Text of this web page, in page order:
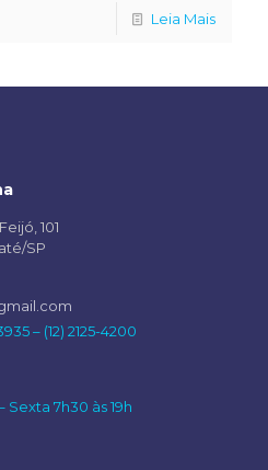
Leia Mais
101
SP
– (12) 2125-4200
Sexta 7h30 às 19h